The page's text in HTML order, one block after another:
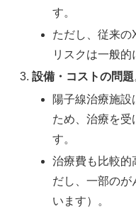
す。
ただし、従来の
リスクは一般的
設備・コストの問題
陽子線治療施
ため、治療を受
す。
治療費も比較的
だし、一部のが
います）。